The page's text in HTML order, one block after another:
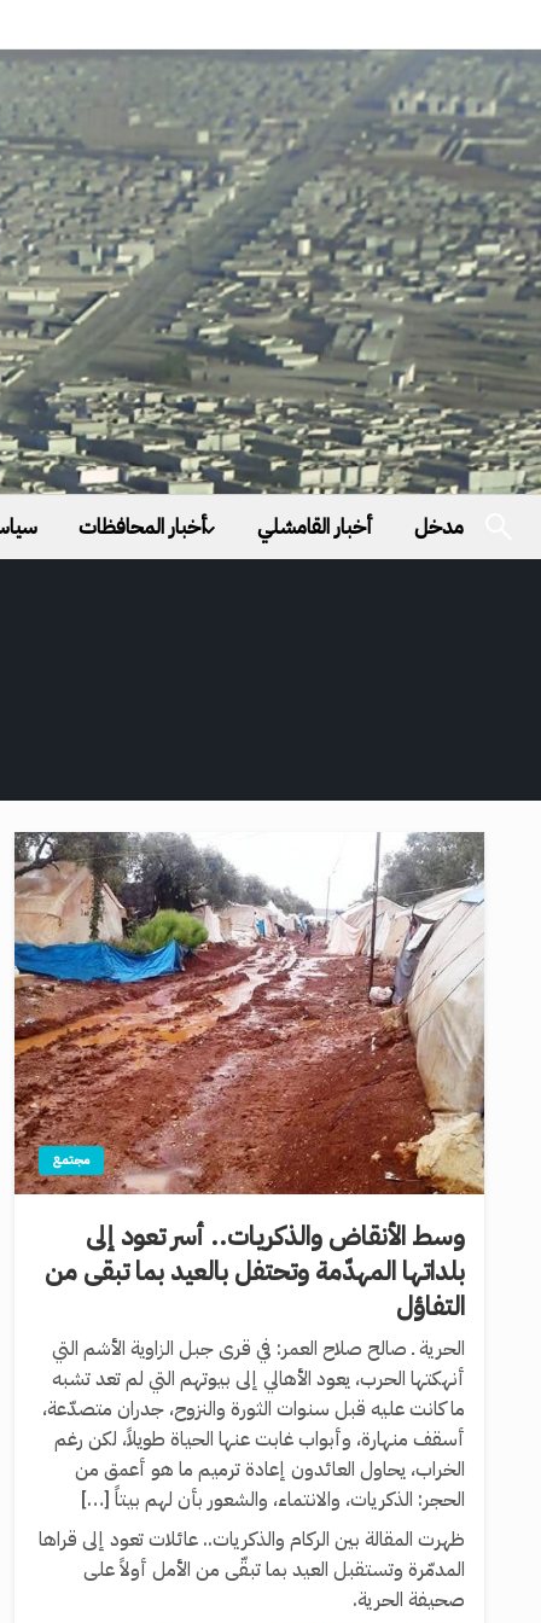
مدخل أخبار القامشلي أخبار المحافظات
مجتمع
وسط الأنقاض والذكريات.. أسر تعود إلى
بلداتها المهدّمة وتحتفل بالعيد بما تبقى من
التفاؤل
الحرية ـ صالح صلاح العمر: في قرى جبل الزاوية الأشم التي
أنهكتها الحرب، يعود الأهالي إلى بيوتهم التي لم تعد تشبه
ما كانت عليه قبل سنوات الثورة والنزوح، جدران متصدّعة،
أسقف منهارة، وأبواب غابت عنها الحياة طويلاً، لكن رغم
الخراب، يحاول العائدون إعادة ترميم ما هو أعمق من
الحجر: الذكريات، والانتماء، والشعور بأن لهم بيتاً […]
ظهرت المقالة بين الركام والذكريات.. عائلات تعود إلى قراها
المدمّرة وتستقبل العيد بما تبقّى من الأمل أولاً على
صحيفة الحرية.